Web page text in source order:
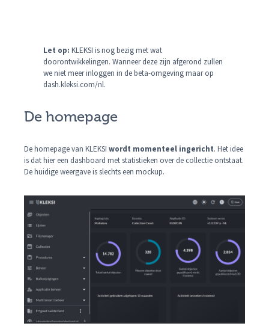
Let op: KLEKSI is nog bezig met wat
doorontwikkelingen. Wanneer deze zijn afgerond zullen
we niet meer inloggen in de beta-omgeving maar op
dash.kleksi.com/nl.
De homepage
De homepage van KLEKSI wordt momenteel ingericht. Het idee
is dat hier een dashboard met statistieken over de collectie ontstaat.
De huidige weergave is slechts een mockup.